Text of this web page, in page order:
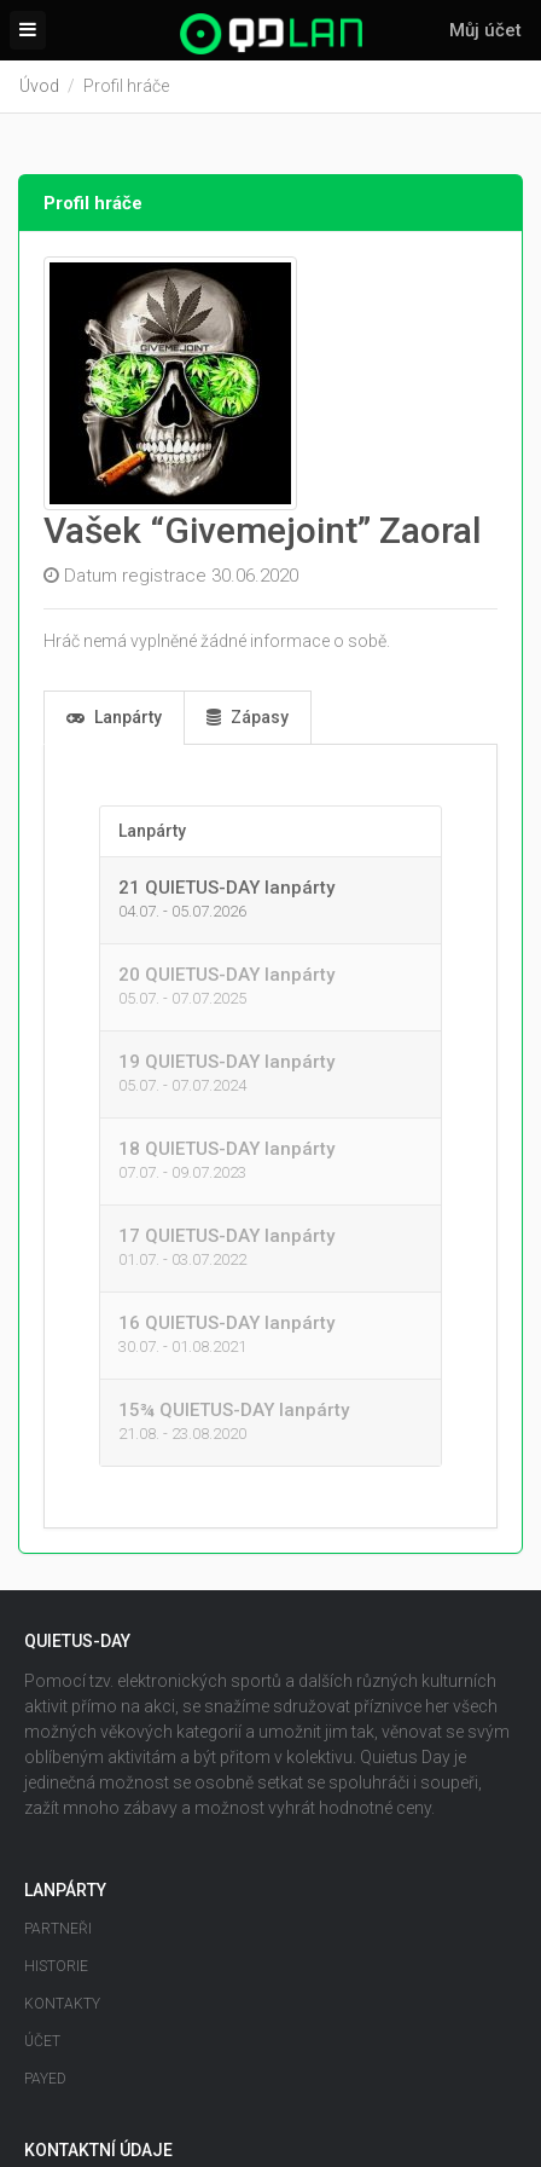
Můj účet
Úvod Profil hráče
Profil hráče
Vašek “Givemejoint” Zaoral
Datum registrace 30.06.2020
Hráč nemá vyplněné žádné informace o sobě.
Lanpárty Zápasy
Lanpárty
21 QUIETUS-DAY lanpárty
04.07. - 05.07.2026
20 QUIETUS-DAY lanpárty
05.07. - 07.07.2025
19 QUIETUS-DAY lanpárty
05.07. - 07.07.2024
18 QUIETUS-DAY lanpárty
07.07. - 09.07.2023
17 QUIETUS-DAY lanpárty
01.07. - 03.07.2022
16 QUIETUS-DAY lanpárty
30.07. - 01.08.2021
15¾ QUIETUS-DAY lanpárty
21.08. - 23.08.2020
QUIETUS-DAY
Pomocí tzv. elektronických sportů a dalších různých kulturních
aktivit přímo na akci, se snažíme sdružovat příznivce her všech
možných věkových kategorií a umožnit jim tak, věnovat se svým
oblíbeným aktivitám a být přitom v kolektivu. Quietus Day je
jedinečná možnost se osobně setkat se spoluhráči i soupeři,
zažít mnoho zábavy a možnost vyhrát hodnotné ceny.
LANPÁRTY
PARTNEŘI
HISTORIE
KONTAKTY
ÚČET
PAYED
KONTAKTNÍ ÚDAJE